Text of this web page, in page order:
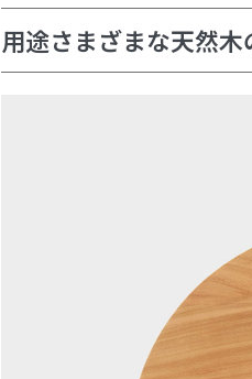
用途さまざまな天然木